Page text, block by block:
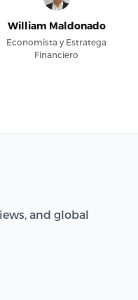
William Maldonado
Economista y Estratega
Financiero
and global